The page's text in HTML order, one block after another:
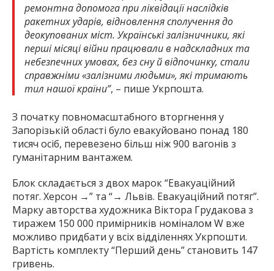
ремонтна допомога при ліквідації наслідків
ракетних ударів, відновлення сполучення до
деокупованих міст. Українські залізничники, які
перші місяці війни працювали в надскладних та
небезпечних умовах, без сну й відпочинку, стали
справжніми «залізними людьми», які тримають
тил нашої країни”, – пише Укрпошта.
З початку повномасштабного вторгнення у
Запорізькій області було евакуйовано понад 180
тисяч осіб, перевезено більш ніж 900 вагонів з
гуманітарним вантажем.
Блок складається з двох марок “Евакуаційний
потяг. Херсон →” та “→ Львів. Евакуаційний потяг”.
Марку авторства художника Віктора Грудакова з
тиражем 150 000 примірників номіналом W вже
можливо придбати у всіх відділеннях Укрпошти.
Вартість комплекту “Перший день” становить 147
гривень.